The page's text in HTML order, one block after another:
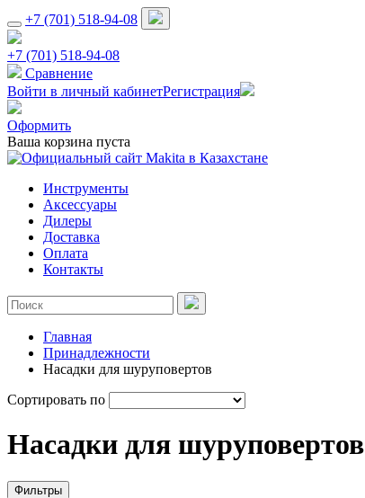
+7 (701) 518-94-08
+7 (701) 518-94-08
Сравнение
Войти в личный кабинетРегистрация
Оформить
Ваша корзина пуста
Инструменты
Аксессуары
Дилеры
Доставка
Оплата
Контакты
Главная
Принадлежности
Насадки для шуруповертов
Сортировать по
Насадки для шуруповертов
Фильтры